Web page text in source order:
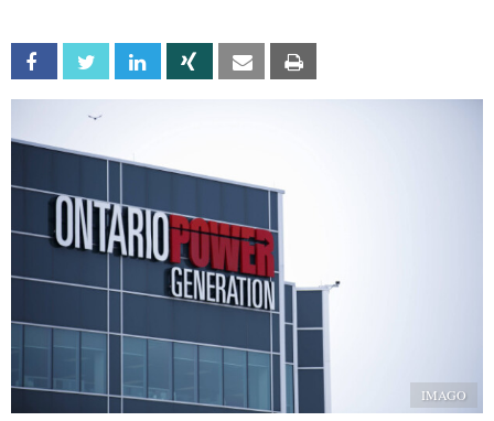
Facebook Twitter Linkedin Xing Email
IMAGO